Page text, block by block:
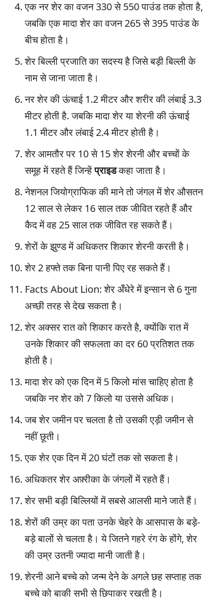
एक नर शेर का वजन 330 से 550 पाउंड तक होता है,
जबकि एक मादा शेर का वजन 265 से 395 पाउंड के
बीच होता है।
शेर बिल्ली प्रजाति का सदस्य है जिसे बड़ी बिल्ली के
नाम से जाना जाता है।
नर शेर की ऊंचाई 1.2 मीटर और शरीर की लंबाई 3.3
मीटर होती है. जबकि मादा शेर या शेरनी की ऊंचाई
1.1 मीटर और लंबाई 2.4 मीटर होती है।
शेर आमतौर पर 10 से 15 शेर शेरनी और बच्चों के
समूह में रहते हैं जिन्हेंप्राइडकहा जाता है।
नेशनल जियोग्राफिक की माने तो जंगल में शेर औसतन
12 साल से लेकर 16 साल तक जीवित रहते हैं और
कैद में वह 25 साल तक जीवित रह सकते हैं।
शेरों के झुण्ड में अधिकतर शिकार शेरनी करती है।
शेर 2 हफ्ते तक बिना पानी पिए रह सकते हैं।
Facts About Lion: शेर अँधेरे में इन्सान से 6 गुना
अच्छी तरह से देख सकता है।
शेर अक्सर रात को शिकार करते है, क्योंकि रात में
उनके शिकार की सफलता का दर 60 प्रतिशत तक
होती है।
मादा शेर को एक दिन में 5 किलो मांस चाहिए होता है
जबकि नर शेर को 7 किलो या उससे अधिक।
जब शेर जमीन पर चलता है तो उसकी एड़ी जमीन से
नहीं छूती।
एक शेर एक दिन में 20 घंटों तक सो सकता है।
अधिकतर शेर अफ़्रीका के जंगलों में रहते हैं।
शेर सभी बड़ी बिल्लियों में सबसे आलसी माने जाते हैं।
शेरों की उम्र का पता उनके चेहरे के आसपास के बड़े-
बड़े बालों से चलता है। ये जितने गहरे रंग के होंगे, शेर
की उम्र उतनी ज्यादा मानी जाती है।
शेरनी आने बच्चे को जन्म देने के अगले छह सप्ताह तक
बच्चे को बाकी सभी से छिपाकर रखती है।